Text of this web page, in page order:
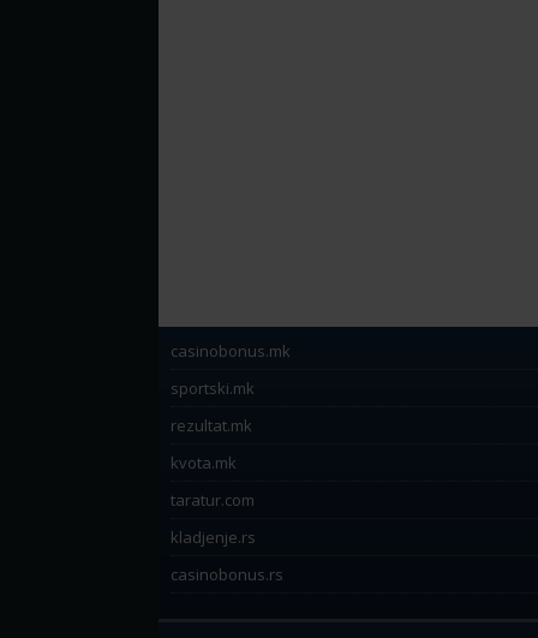
casinobonus.mk
sportski.mk
rezultat.mk
kvota.mk
taratur.com
kladjenje.rs
casinobonus.rs